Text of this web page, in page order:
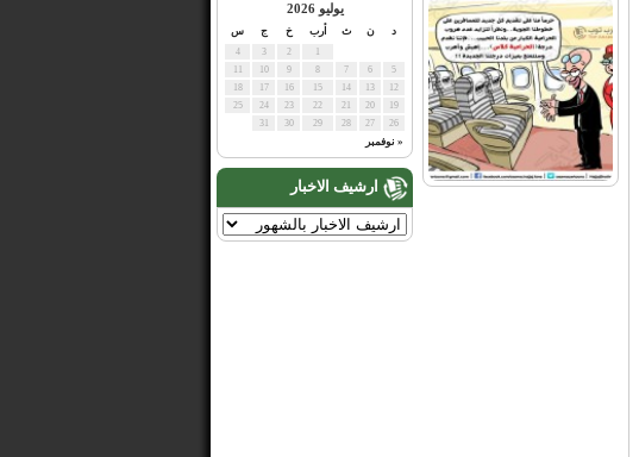
يوليو 2026
د ن ث أرب خ ج س
« نوفمبر
2
3
4
5
6
7
8
9
10
12
13
14
15
16
17
18
19
20
21
22
23
24
25
26
27
28
29
30
31
ارشيف الاخبار